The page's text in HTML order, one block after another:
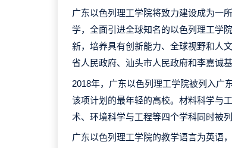
广东以色列理工学院将致力建设成为一
学，全面引进全球知名的以色列理工学
新，培养具有创新能力、全球视野和人
省人民政府、汕头市人民政府和李嘉诚
2018年，广东以色列理工学院被列入广
该项计划的最年轻的高校。材料科学与
术、环境科学与工程等四个学科同时被
广东以色列理工学院的教学语言为英语